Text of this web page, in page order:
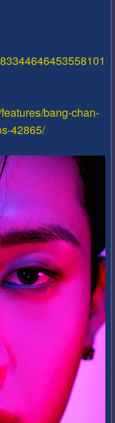
bang-chan-
42865/